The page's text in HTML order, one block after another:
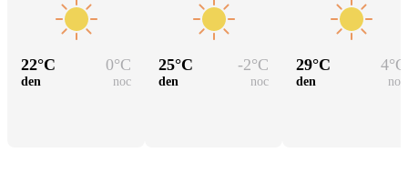
22°C 0°C
den noc
25°C -2°C
den noc
29°C 4°C
den noc